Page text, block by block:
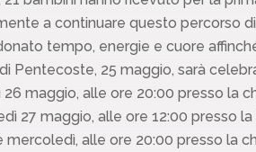
a continuare questo percorso
tempo, energie e cuore
Pentecoste, 25 maggio, sarà
26 maggio, alle ore 20:00 presso la
27 maggio, alle ore 12:00 presso
mercoledì, alle ore 20:00 presso la